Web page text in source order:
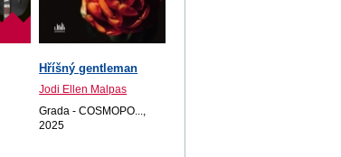
Hříšný gentleman
Jodi Ellen Malpas
Grada - COSMOPO...,
2025